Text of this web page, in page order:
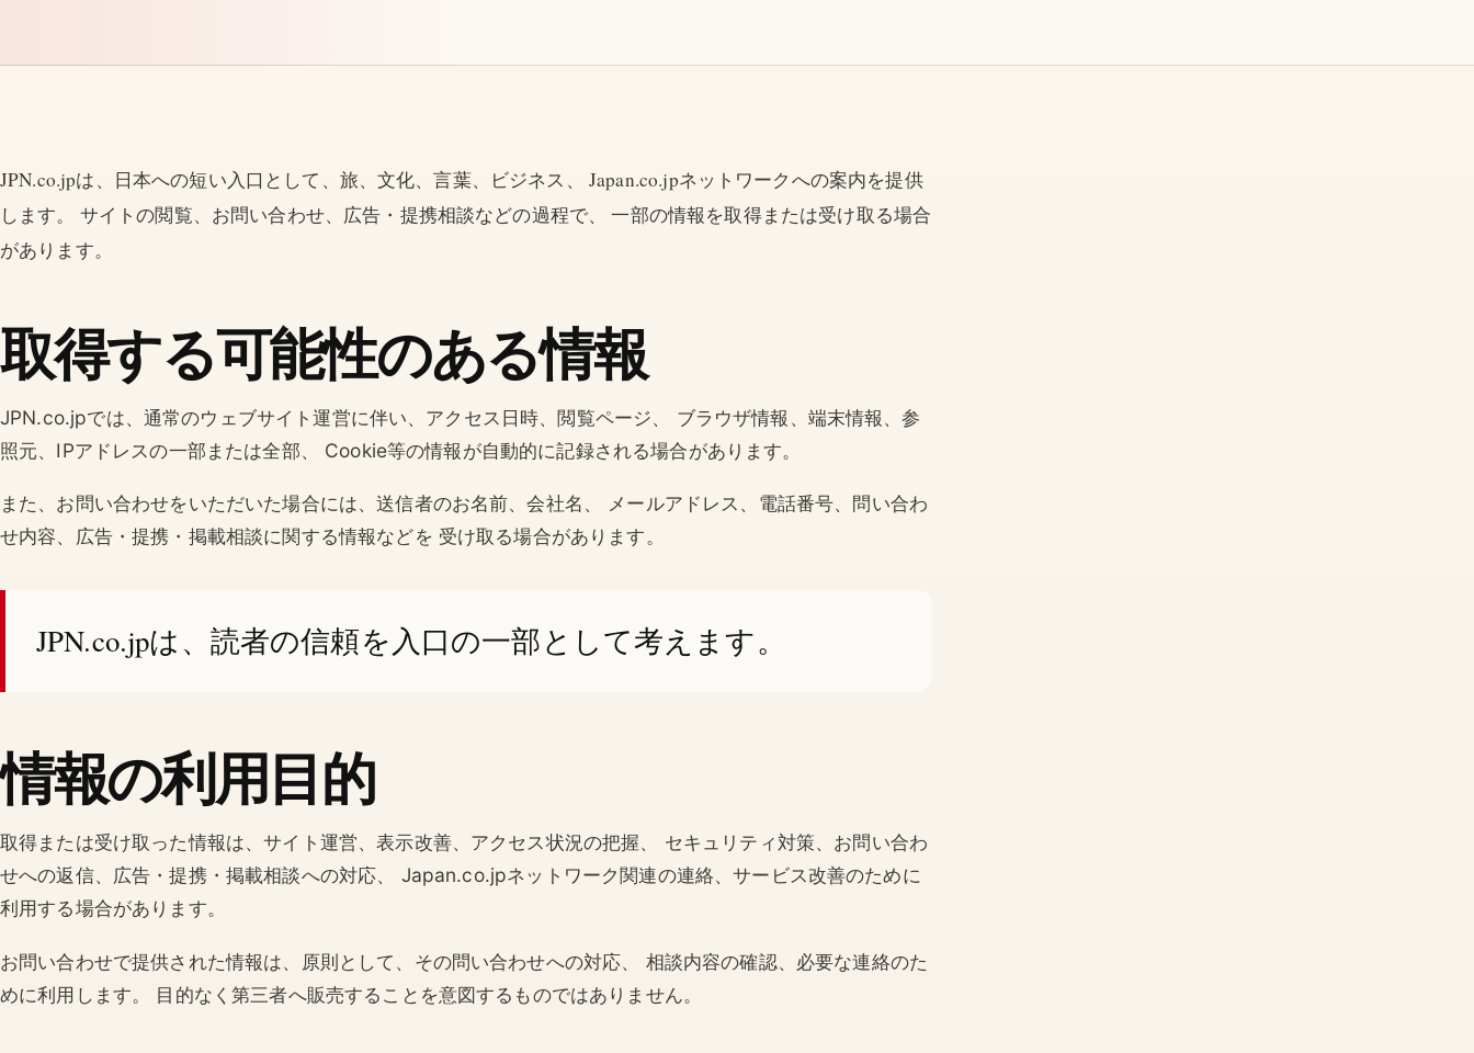
JPN.co.jpは、日本への短い入口として、旅、文化、言葉、ビジネス、 Japan.co.jpネットワークへの案内を提供
します。 サイトの閲覧、お問い合わせ、広告・提携相談などの過程で、 一部の情報を取得または受け取る場合
があります。
取得する可能性のある情報
JPN.co.jpでは、通常のウェブサイト運営に伴い、アクセス日時、閲覧ページ、 ブラウザ情報、端末情報、参
照元、IPアドレスの一部または全部、 Cookie等の情報が自動的に記録される場合があります。
また、お問い合わせをいただいた場合には、送信者のお名前、会社名、 メールアドレス、電話番号、問い合わ
せ内容、広告・提携・掲載相談に関する情報などを 受け取る場合があります。
JPN.co.jpは、読者の信頼を入口の一部として考えます。
情報の利用目的
取得または受け取った情報は、サイト運営、表示改善、アクセス状況の把握、 セキュリティ対策、お問い合わ
せへの返信、広告・提携・掲載相談への対応、 Japan.co.jpネットワーク関連の連絡、サービス改善のために
利用する場合があります。
お問い合わせで提供された情報は、原則として、その問い合わせへの対応、 相談内容の確認、必要な連絡のた
めに利用します。 目的なく第三者へ販売することを意図するものではありません。